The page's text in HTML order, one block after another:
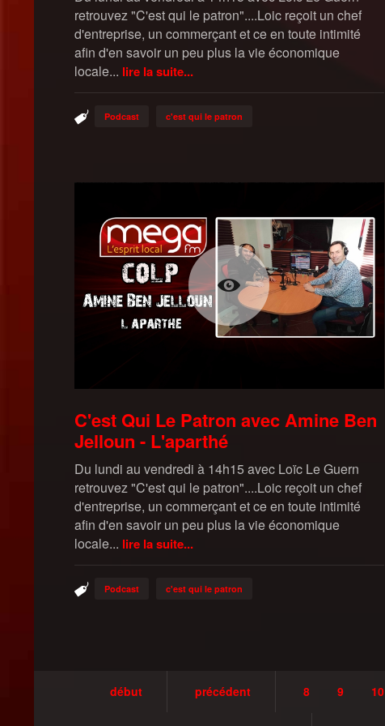
retrouvez "C'est qui le patron"....Loic reçoit un chef
d'entreprise, un commerçant et ce en toute intimité
afin d'en savoir un peu plus la vie économique
locale... lire la suite...
Podcast c'est qui le patron
C'est Qui Le Patron avec Amine Ben
Jelloun - L'aparthé
Du lundi au vendredi à 14h15 avec Loïc Le Guern
retrouvez "C'est qui le patron"....Loic reçoit un chef
d'entreprise, un commerçant et ce en toute intimité
afin d'en savoir un peu plus la vie économique
locale... lire la suite...
Podcast c'est qui le patron
début précédent 8 9 10